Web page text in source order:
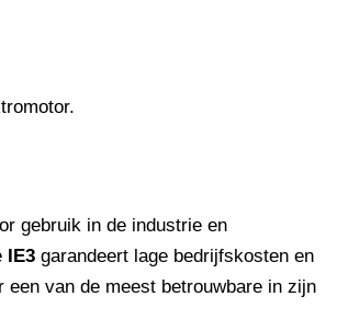
gebruik in de industrie en
IE3 garandeert lage bedrijfskosten en
van de meest betrouwbare in zijn